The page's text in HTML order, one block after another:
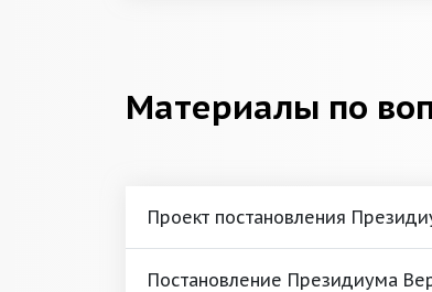
Материалы по
Проект постановления
Постановление Президиума